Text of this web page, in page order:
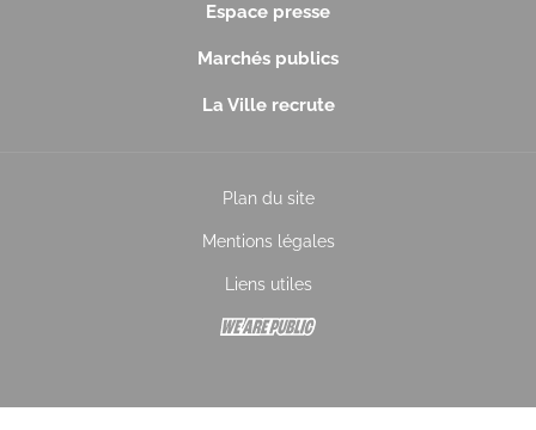
Espace presse
Marchés publics
La Ville recrute
Plan du site
Mentions légales
Liens utiles